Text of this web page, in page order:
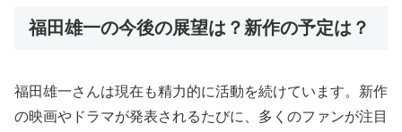
福田雄一の今後の展望は？新作の予定は？
福田雄一さんは現在も精力的に活動を続けています。新作
の映画やドラマが発表されるたびに、多くのファンが注目